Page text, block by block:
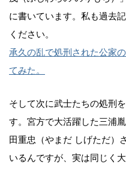
に書いています。私も過去
ください。
承久の乱で処刑された公家
てみた。
そして次に武士たちの処刑
す。宮方で大活躍した三浦
田重忠（やまだ しげただ）
いるんですが、実は同じく